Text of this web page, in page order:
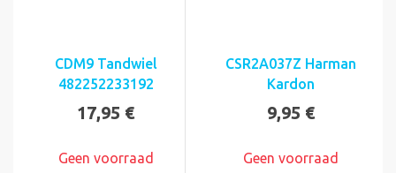
CDM9 Tandwiel
482252233192
17,95 €
Geen voorraad
CSR2A037Z Harman
Kardon
9,95 €
Geen voorraad